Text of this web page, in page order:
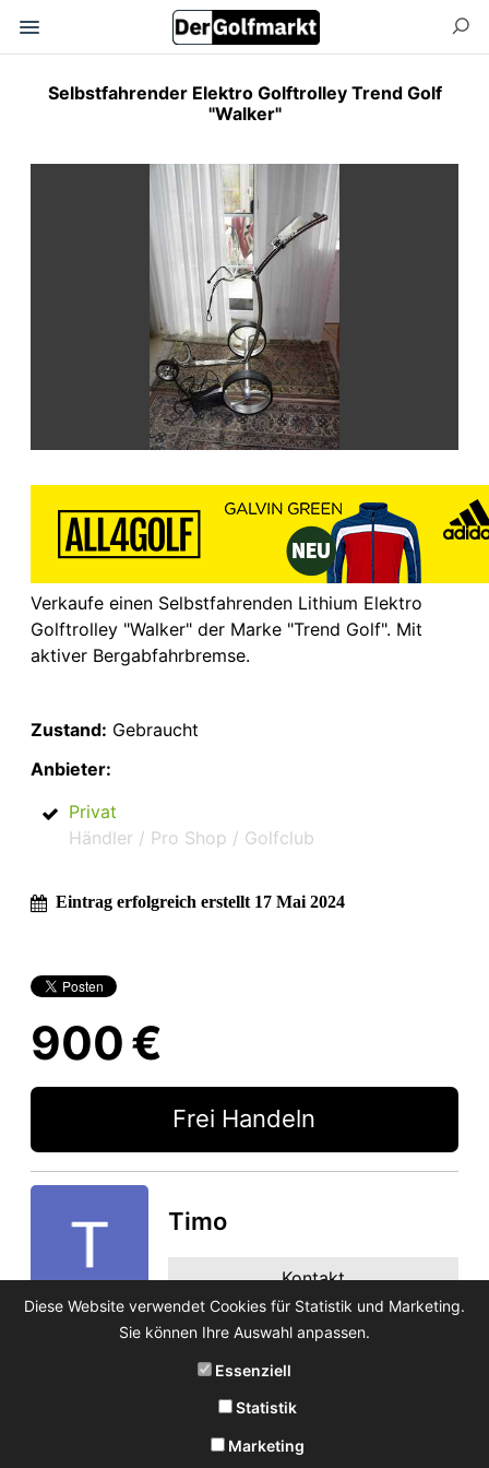
Selbstfahrender Elektro Golftrolley Trend Golf
"Walker"
Verkaufe einen Selbstfahrenden Lithium Elektro
Golftrolley "Walker" der Marke "Trend Golf". Mit
aktiver Bergabfahrbremse.
Zustand: Gebraucht
Anbieter:
Privat
Händler / Pro Shop / Golfclub
Eintrag erfolgreich erstellt 17 Mai 2024
900 €
Frei Handeln
Timo
Kontakt
Diese Website verwendet Cookies für Statistik und Marketing.
Sie können Ihre Auswahl anpassen.
Essenziell
Statistik
Marketing